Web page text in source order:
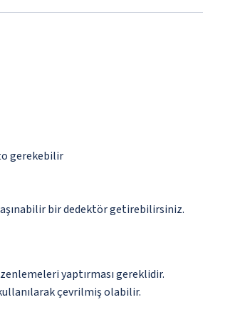
gerekebilir
bir dedektör getirebilirsiniz.
yaptırması gereklidir.
çevrilmiş olabilir.